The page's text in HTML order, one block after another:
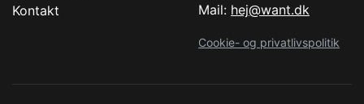
Kontakt
Mail: hej@want.dk
Cookie- og privatlivspolitik